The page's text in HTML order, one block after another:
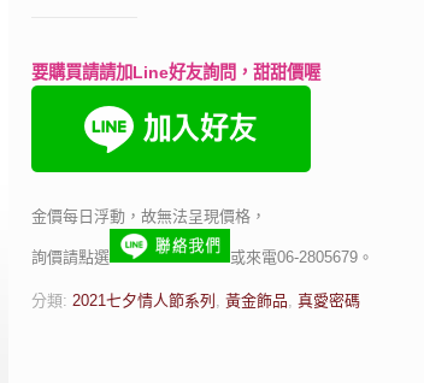
要購買請請加Line好友詢問，甜甜價喔
金價每日浮動，故無法呈現價格，
詢價請點選 或來電06-2805679。
分類: 2021七夕情人節系列 , 黃金飾品, 真愛密碼